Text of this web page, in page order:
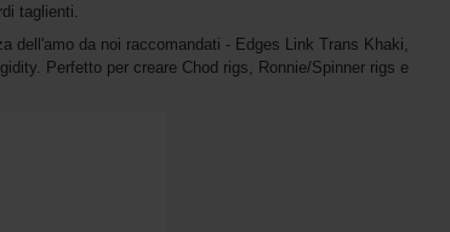
taglienti.
dell'amo da noi raccomandati - Edges Link Trans Khaki,
Perfetto per creare Chod rigs, Ronnie/Spinner rigs e